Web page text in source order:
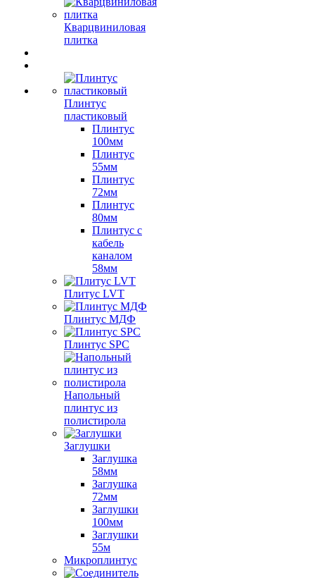
Кварцвиниловая
плитка
Плинтус
пластиковый
Плинтус
100мм
Плинтус
55мм
Плинтус
72мм
Плинтус
80мм
Плинтус с
кабель
каналом
58мм
Плитус LVT
Плинтус МДФ
Плинтус SPC
Напольный
плинтус из
полистирола
Заглушки
Заглушка
58мм
Заглушка
72мм
Заглушки
100мм
Заглушки
55м
Микроплинтус